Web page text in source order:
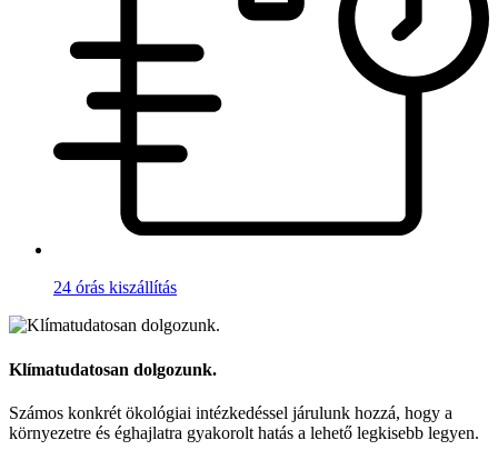
24 órás kiszállítás
Klímatudatosan dolgozunk.
Számos konkrét ökológiai intézkedéssel járulunk hozzá, hogy a
környezetre és éghajlatra gyakorolt hatás a lehető legkisebb legyen.